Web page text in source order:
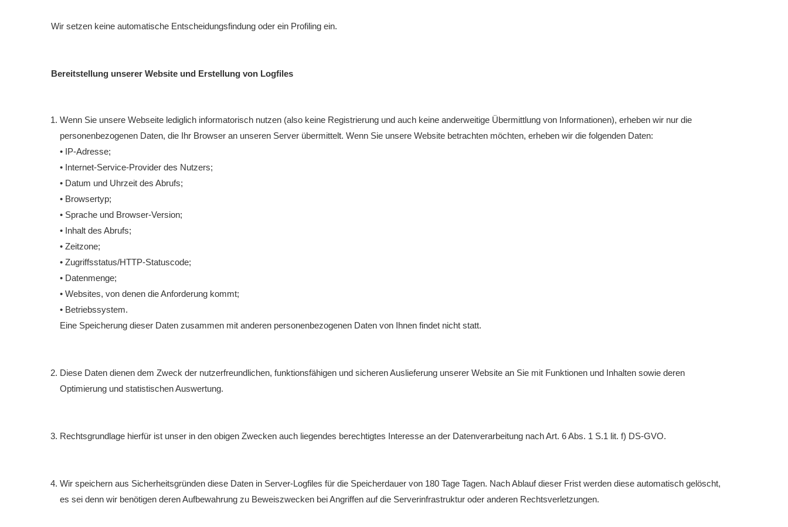
Wir setzen keine automatische Entscheidungsfindung oder ein Profiling ein.
Bereitstellung unserer Website und Erstellung von Logfiles
Wenn Sie unsere Webseite lediglich informatorisch nutzen (also keine Registrierung und auch keine anderweitige Übermittlung von Informationen), erheben wir nur die
personenbezogenen Daten, die Ihr Browser an unseren Server übermittelt. Wenn Sie unsere Website betrachten möchten, erheben wir die folgenden Daten:
• IP-Adresse;
• Internet-Service-Provider des Nutzers;
• Datum und Uhrzeit des Abrufs;
• Browsertyp;
• Sprache und Browser-Version;
• Inhalt des Abrufs;
• Zeitzone;
• Zugriffsstatus/HTTP-Statuscode;
• Datenmenge;
• Websites, von denen die Anforderung kommt;
• Betriebssystem.
Eine Speicherung dieser Daten zusammen mit anderen personenbezogenen Daten von Ihnen findet nicht statt.
Diese Daten dienen dem Zweck der nutzerfreundlichen, funktionsfähigen und sicheren Auslieferung unserer Website an Sie mit Funktionen und Inhalten sowie deren
Optimierung und statistischen Auswertung.
Rechtsgrundlage hierfür ist unser in den obigen Zwecken auch liegendes berechtigtes Interesse an der Datenverarbeitung nach Art. 6 Abs. 1 S.1 lit. f) DS-GVO.
Wir speichern aus Sicherheitsgründen diese Daten in Server-Logfiles für die Speicherdauer von 180 Tage Tagen. Nach Ablauf dieser Frist werden diese automatisch gelöscht,
es sei denn wir benötigen deren Aufbewahrung zu Beweiszwecken bei Angriffen auf die Serverinfrastruktur oder anderen Rechtsverletzungen.